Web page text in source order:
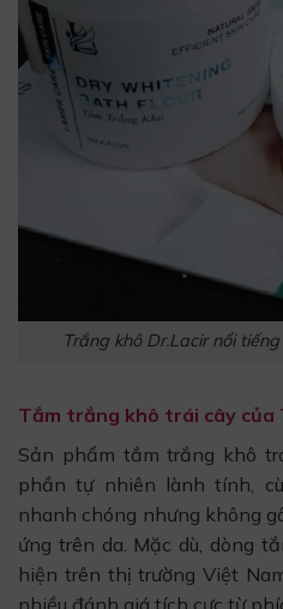
Trắng khô Dr.Lacir nổi
Tắm trắng khô trái cây của
Sản phẩm tắm trắng khô
phần tự nhiên lành tính,
nhanh chóng nhưng không
ứng trên da. Mặc dù, dòng
hiện trên thị trường Việt